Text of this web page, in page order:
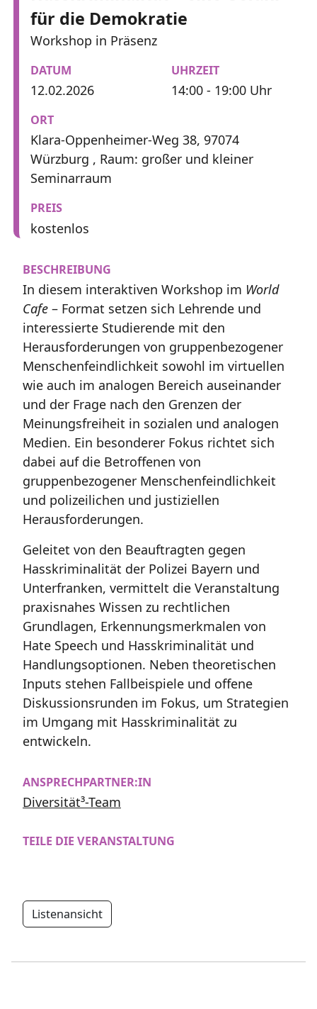
für die Demokratie
Workshop in Präsenz
DATUM
12.02.2026
UHRZEIT
14:00 - 19:00 Uhr
ORT
Klara-Oppenheimer-Weg 38, 97074
Würzburg , Raum: großer und kleiner
Seminarraum
PREIS
kostenlos
BESCHREIBUNG
In diesem interaktiven Workshop im World
Cafe – Format setzen sich Lehrende und
interessierte Studierende mit den
Herausforderungen von gruppenbezogener
Menschenfeindlichkeit sowohl im virtuellen
wie auch im analogen Bereich auseinander
und der Frage nach den Grenzen der
Meinungsfreiheit in sozialen und analogen
Medien. Ein besonderer Fokus richtet sich
dabei auf die Betroffenen von
gruppenbezogener Menschenfeindlichkeit
und polizeilichen und justiziellen
Herausforderungen.
Geleitet von den Beauftragten gegen
Hasskriminalität der Polizei Bayern und
Unterfranken, vermittelt die Veranstaltung
praxisnahes Wissen zu rechtlichen
Grundlagen, Erkennungsmerkmalen von
Hate Speech und Hasskriminalität und
Handlungsoptionen. Neben theoretischen
Inputs stehen Fallbeispiele und offene
Diskussionsrunden im Fokus, um Strategien
im Umgang mit Hasskriminalität zu
entwickeln.
ANSPRECHPARTNER:IN
Diversität³-Team
TEILE DIE VERANSTALTUNG
Listenansicht